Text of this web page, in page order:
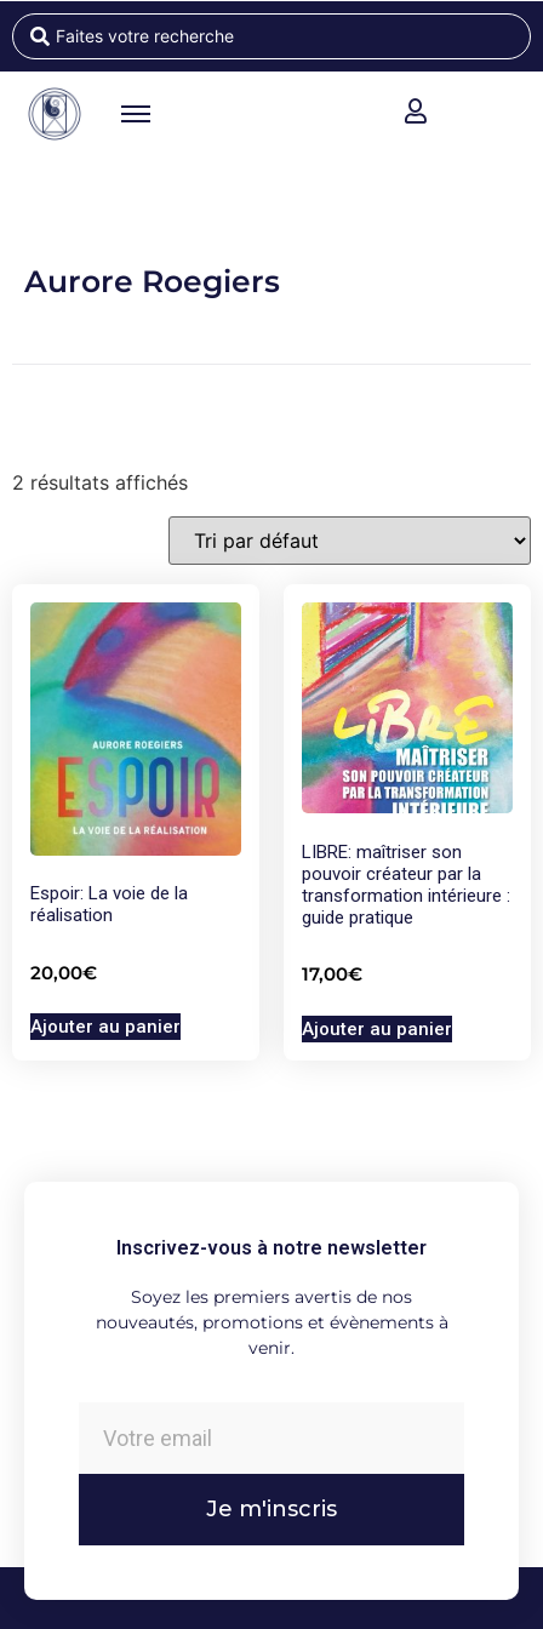
Aurore Roegiers
2 résultats affichés
Espoir: La voie de la
réalisation
20,00€
Ajouter au panier
LIBRE: maîtriser son
pouvoir créateur par la
transformation intérieure :
guide pratique
17,00€
Ajouter au panier
Inscrivez-vous à notre newsletter
Soyez les premiers avertis de nos
nouveautés, promotions et évènements à
venir.
Je m'inscris